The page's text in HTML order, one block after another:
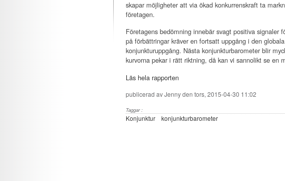
skapar möjligheter att via ökad konkurrenskraft ta
företagen.
Företagens bedömning innebär svagt positiva signaler
på förbättringar kräver en fortsatt uppgång i den
konjunkturuppgång. Nästa konjunkturbarometer blir
kurvorna pekar i rätt riktning, då kan vi sannolikt se en
Läs hela rapporten
publicerad avJennyden tors, 2015-04-30 11:02
Taggar :
Konjunktur konjunkturbarometer